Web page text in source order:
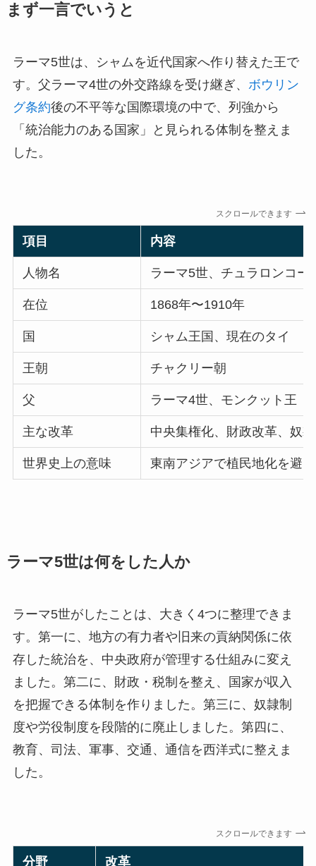
まず一言でいうと
ラーマ5世は、シャムを近代国家へ作り替えた王で
す。父ラーマ4世の外交路線を受け継ぎ、 ボウリン
グ条約後の不平等な国際環境の中で、列強から
「統治能力のある国家」と見られる体制を整えま
した。
スクロールできます
項目 内容
人物名 ラーマ5世、チュラロンコ
在位 1868年〜1910年
国 シャム王国、現在のタイ
王朝 チャクリー朝
父 ラーマ4世、モンクット王
主な改革 中央集権化、財政改革、奴
世界史上の意味 東南アジアで植民地化を避
ラーマ5世は何をした人か
ラーマ5世がしたことは、大きく4つに整理できま
す。第一に、地方の有力者や旧来の貢納関係に依
存した統治を、中央政府が管理する仕組みに変え
ました。第二に、財政・税制を整え、国家が収入
を把握できる体制を作りました。第三に、奴隷制
度や労役制度を段階的に廃止しました。第四に、
教育、司法、軍事、交通、通信を西洋式に整えま
した。
スクロールできます
分野 改革